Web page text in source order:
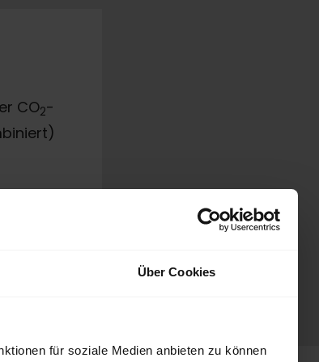
Über Cookies
für soziale Medien anbieten zu können
CO2-